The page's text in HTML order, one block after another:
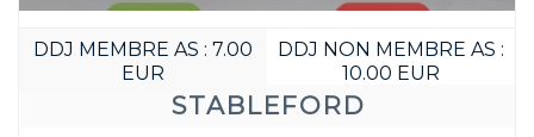
STABLEFORD
DDJ MEMBRE AS : 7.00
EUR
DDJ NON MEMBRE AS :
10.00 EUR